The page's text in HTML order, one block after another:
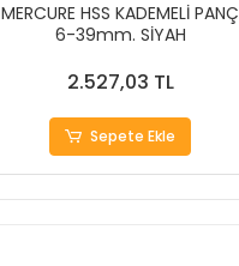
MERCURE HSS KADEMELİ PANÇ
6-39mm. SİYAH
2.527,03 TL
Sepete Ekle